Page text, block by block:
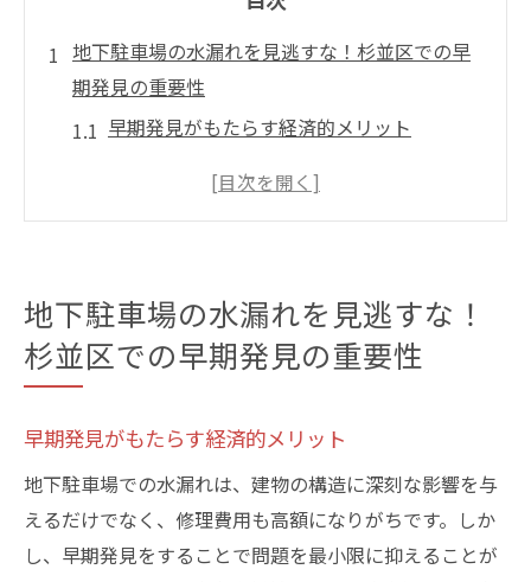
地下駐車場の水漏れを見逃すな！杉並区での早
期発見の重要性
早期発見がもたらす経済的メリット
地元の住民による早期発見の成功事例
響
専門家が解説する水漏れの初期兆候
地下駐車場を守る具体策杉並区での水漏れの原
因と予防法
水漏れの主要原因を突き止める
地下駐車場の防水工事の種類とその効果
地下駐車場の水漏れを見逃すな！
杉並区での早期発見の重要性
早期発見がもたらす経済的メリット
地下駐車場での水漏れは、建物の構造に深刻な影響を与
えるだけでなく、修理費用も高額になりがちです。しか
し、早期発見をすることで問題を最小限に抑えることが